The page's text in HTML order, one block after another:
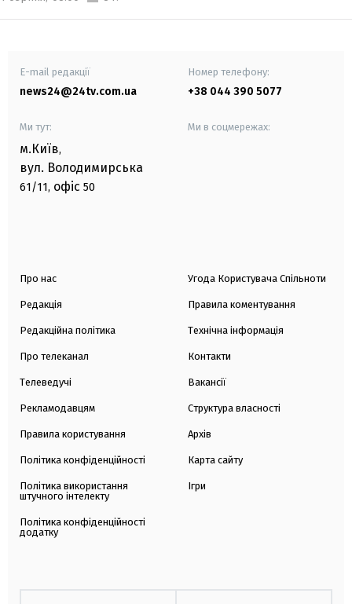
E-mail редакції
news24@24tv.com.ua
Номер телефону:
+38 044 390 5077
Ми тут:
м.Київ,
вул. Володимирська
61/11, офіс 50
Ми в соцмережах:
Про нас
Редакція
Редакційна політика
Про телеканал
Телеведучі
Рекламодавцям
Правила користування
Політика конфіденційності
Політика використання
штучного інтелекту
Політика конфіденційності
додатку
Угода Користувача Спільноти
Правила коментування
Технічна інформація
Контакти
Вакансії
Структура власності
Архів
Карта сайту
Ігри